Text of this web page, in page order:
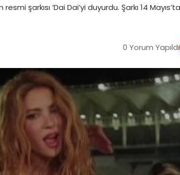
şarkısı ‘Dai Dai’yi duyurdu. Şarkı 14
0 Yorum Yapıldı